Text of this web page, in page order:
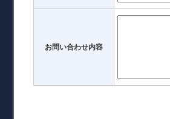
お問い合わせ内容